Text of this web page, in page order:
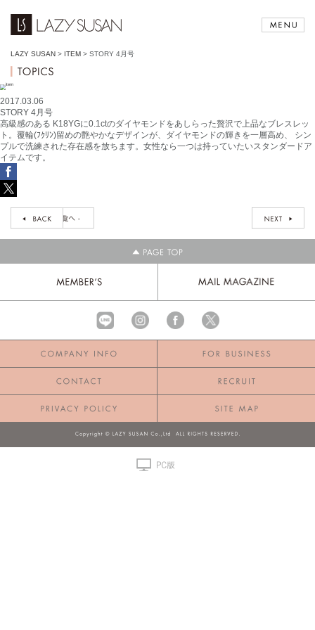
LAZY SUSAN > ITEM > STORY 4月号
2017.03.06
STORY 4月号
高級感のある K18YGに0.1ctのダイヤモンドをあしらった贅沢で上品なブレスレッ
ト。覆輪(ﾌｸﾘﾝ)留めの艶やかなデザインが、ダイヤモンドの輝きを一層高め、 シン
プルで洗練された存在感を放ちます。女性なら一つは持っていたいスタンダードア
イテムです。